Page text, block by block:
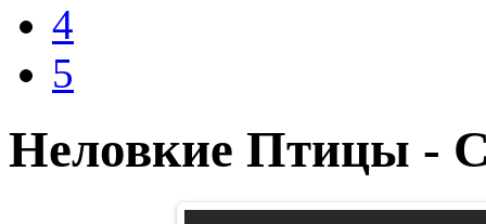
4
5
Неловкие Птицы -